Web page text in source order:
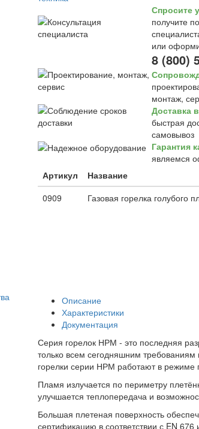
Спросите
получите
или
8 (800)
монтаж,
Доставка
быстрая
самовывоз
Гарантия
являемся
Артикул
Название
0909
Газовая горелка голубого
Описание
Характеристики
Документация
Серия горелок НРМ - это последняя
только всем сегодняшним требованиям
горелки серии НРМ работают в
Пламя излучается по периметру
улучшается теплопередача и
Большая плетеная поверхность
сертификацию в соответствии с EN